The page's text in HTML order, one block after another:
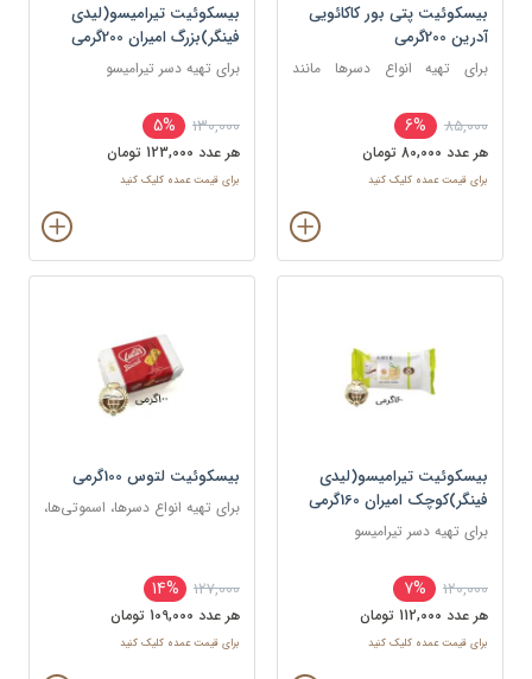
بیسکوئیت پتی بور کاکائویی
آدرین 200گرمی
برای تهیه انواع دسرها مانند
یخچالی
85,000
6%
هر عدد 80,000 تومان
برای قیمت عمده کلیک کنید
بیسکوئیت تیرامیسو(لیدی
فینگر)بزرگ امیران 200گرمی
برای تهیه دسر تیرامیسو
130,000
5%
هر عدد 123,000 تومان
برای قیمت عمده کلیک کنید
بیسکوئیت تیرامیسو(لیدی
فینگر)کوچک امیران 160گرمی
برای تهیه دسر تیرامیسو
120,000
7%
هر عدد 112,000 تومان
برای قیمت عمده کلیک کنید
بیسکوئیت لتوس 100گرمی
برای تهیه انواع دسرها، اسموتی‌ها،
127,000
14%
هر عدد 109,000 تومان
برای قیمت عمده کلیک کنید